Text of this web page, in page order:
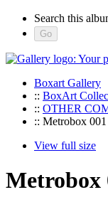
Search this
Boxart Gallery
:: BoxArt
:: OTHER
:: Metrobox 001
View full size
Metrobox